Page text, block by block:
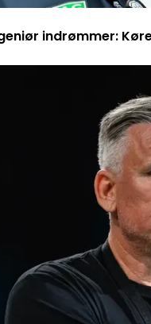
indrømmer: